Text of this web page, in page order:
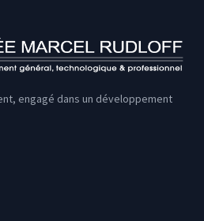
engagé dans un développement